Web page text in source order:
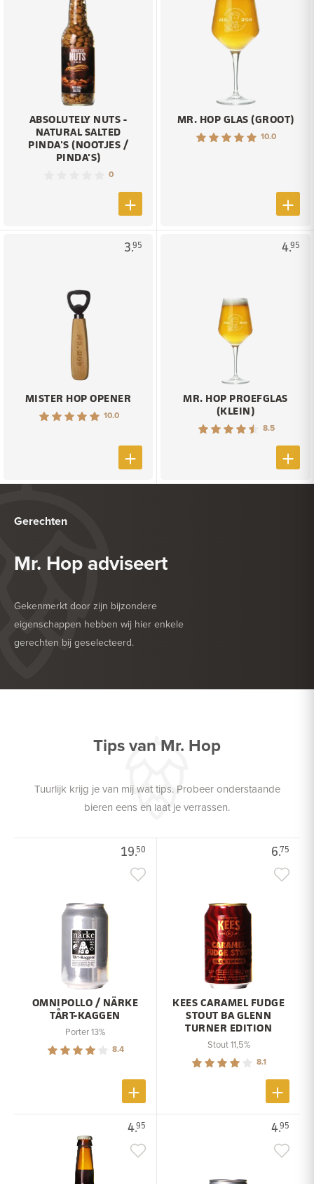
ABSOLUTELY NUTS -
NATURAL SALTED
PINDA'S (NOOTJES /
PINDA'S)
0
MR. HOP GLAS (GROOT)
10.0
3.95
MISTER HOP OPENER
10.0
4.95
MR. HOP PROEFGLAS
(KLEIN)
8.5
Gerechten
Mr. Hop adviseert
Gekenmerkt door zijn bijzondere
eigenschappen hebben wij hier enkele
gerechten bij geselecteerd.
HEERLIJK BIJ
Tips van Mr. Hop
Tuurlijk krijg je van mij wat tips. Probeer onderstaande
bieren eens en laat je verrassen.
19.50
OMNIPOLLO / NÄRKE
TÅRT-KAGGEN
Porter 13%
8.4
6.75
KEES CARAMEL FUDGE
STOUT BA GLENN
TURNER EDITION
Stout 11,5%
8.1
4.95 4.95